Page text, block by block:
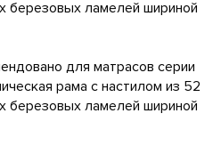
березовых ламелей шириной
для матрасов серии
рама с настилом из 52
березовых ламелей шириной